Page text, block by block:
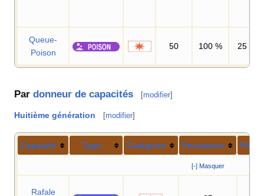
Queue-
Poison
50 100 % 25
Par donneur de capacités [modifier]
Huitième génération [modifier]
Capacité Type Catégorie Puissance
[-] Masquer
Rafale